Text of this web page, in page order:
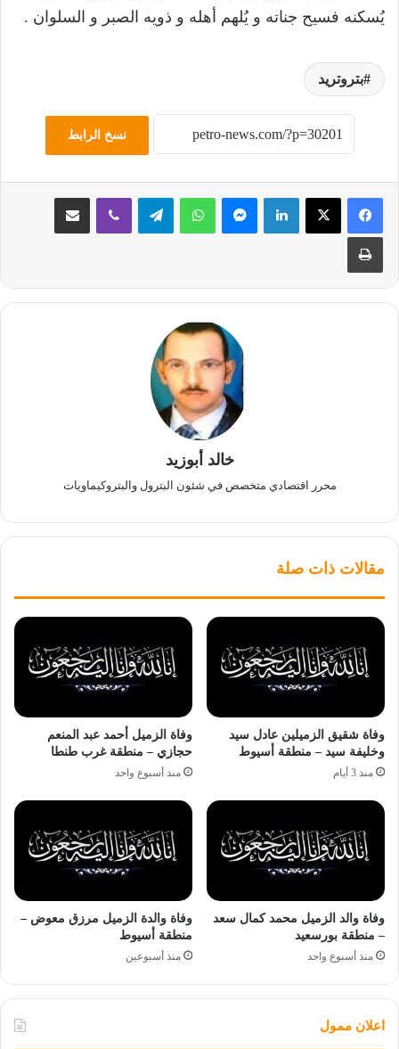
يُسكنه فسيح جناته و يُلهم أهله و ذويه الصبر و السلوان .
بتروتريد
نسخ الرابط
لينكدإن ماسنجر واتساب تيلقرام ڤايبر مشاركة عبر البريد
طباعة
خالد أبوزيد
محرر اقتصادي متخصص في شئون البترول والبتروكيماويات
مقالات ذات صلة
وفاة شقيق الزميلين عادل سيد
وخليفة سيد – منطقة أسيوط
منذ 3 أيام
وفاة الزميل أحمد عبد المنعم
حجازي – منطقة غرب طنطا
منذ أسبوع واحد
وفاة والد الزميل محمد كمال سعد
– منطقة بورسعيد
منذ أسبوع واحد
وفاة والدة الزميل مرزق معوض –
منطقة أسيوط
منذ أسبوعين
اعلان ممول